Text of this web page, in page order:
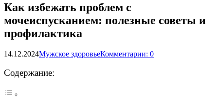
Как избежать проблем с
мочеиспусканием: полезные советы и
профилактика
14.12.2024Мужское здоровьеКомментарии: 0
Содержание: